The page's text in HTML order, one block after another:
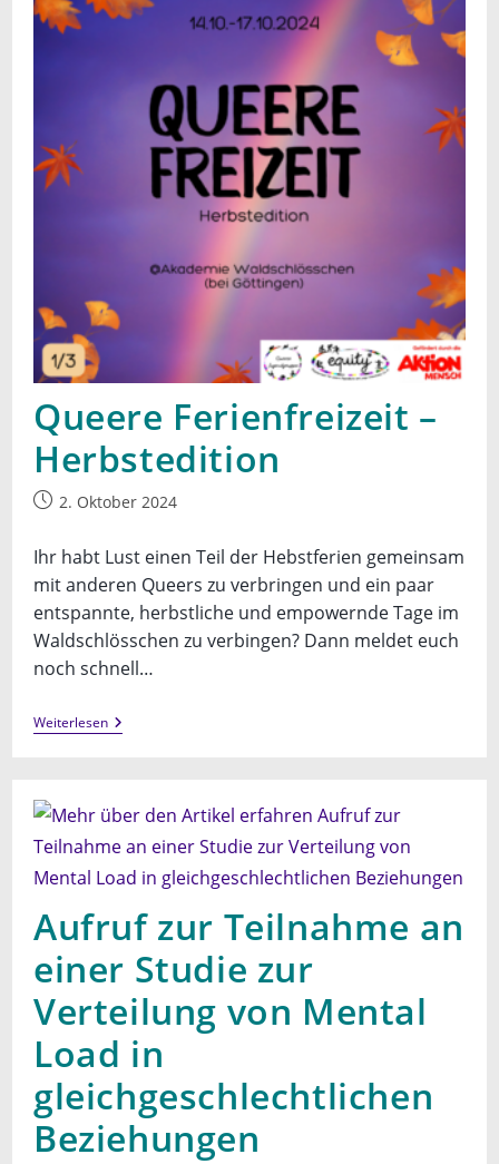
Queere Ferienfreizeit –
Herbstedition
Beitrag2. Oktober 2024
Ihr habt Lust einen Teil der Hebstferien gemeinsam
mit anderen Queers zu verbringen und ein paar
entspannte, herbstliche und empowernde Tage im
Waldschlösschen zu verbingen? Dann meldet euch
noch schnell…
WeiterlesenQueere
Ferienfreizeit
Aufruf zur Teilnahme an
einer Studie zur
Verteilung von Mental
Load in
gleichgeschlechtlichen
Beziehungen